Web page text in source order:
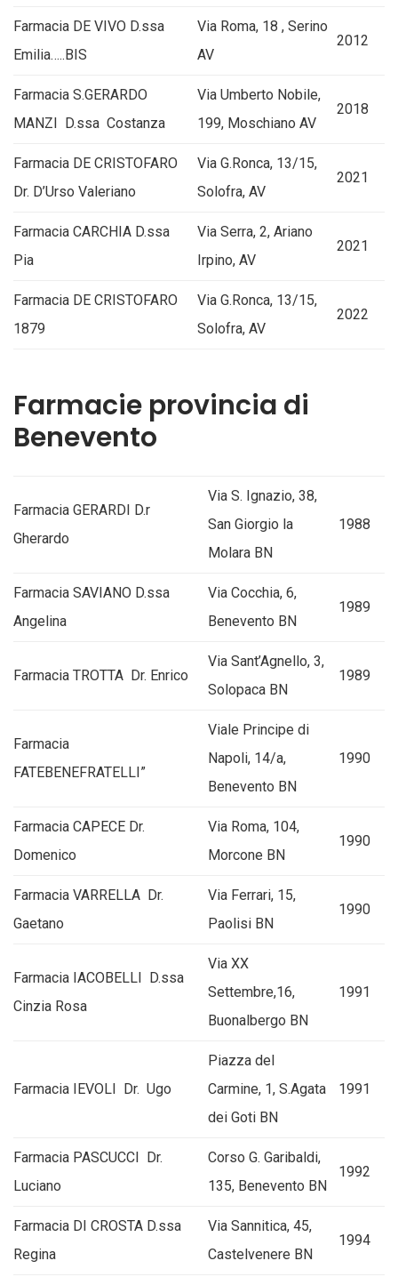
Farmacia DE VIVO D.ssa
Emilia…..BIS
Via Roma, 18 , Serino
AV
2012
Farmacia S.GERARDO
MANZI D.ssa Costanza
Via Umberto Nobile,
199, Moschiano AV
2018
Farmacia DE CRISTOFARO
Dr. D’Urso Valeriano
Via G.Ronca, 13/15,
Solofra, AV
2021
Farmacia CARCHIA D.ssa
Pia
Via Serra, 2, Ariano
Irpino, AV
2021
Farmacia DE CRISTOFARO
1879
Via G.Ronca, 13/15,
Solofra, AV
2022
Farmacie provincia di
Benevento
Farmacia GERARDI D.r
Gherardo
Via S. Ignazio, 38,
San Giorgio la
Molara BN
1988
Farmacia SAVIANO D.ssa
Angelina
Via Cocchia, 6,
Benevento BN
1989
Farmacia TROTTA Dr. Enrico
Via Sant’Agnello, 3,
Solopaca BN
1989
Farmacia
FATEBENEFRATELLI”
Viale Principe di
Napoli, 14/a,
Benevento BN
1990
Farmacia CAPECE Dr.
Domenico
Via Roma, 104,
Morcone BN
1990
Farmacia VARRELLA Dr.
Gaetano
Via Ferrari, 15,
Paolisi BN
1990
Farmacia IACOBELLI D.ssa
Cinzia Rosa
Via XX
Settembre,16,
Buonalbergo BN
1991
Farmacia IEVOLI Dr. Ugo
Piazza del
Carmine, 1, S.Agata
dei Goti BN
1991
Farmacia PASCUCCI Dr.
Luciano
Corso G. Garibaldi,
135, Benevento BN
1992
Farmacia DI CROSTA D.ssa
Regina
Via Sannitica, 45,
Castelvenere BN
1994